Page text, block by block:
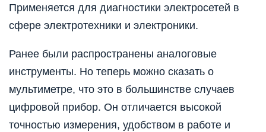
Применяется для диагностики электросетей в
сфере электротехники и электроники.
Ранее были распространены аналоговые
инструменты. Но теперь можно сказать о
мультиметре, что это в большинстве случаев
цифровой прибор. Он отличается высокой
точностью измерения, удобством в работе и